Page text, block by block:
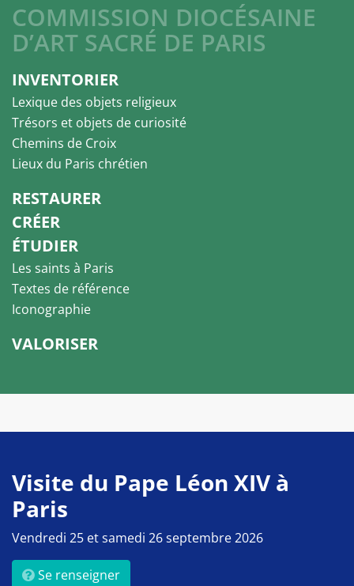
COMMISSION DIOCÉSAINE
D’ART SACRÉ DE PARIS
INVENTORIER
Lexique des objets religieux
Trésors et objets de curiosité
Chemins de Croix
Lieux du Paris chrétien
RESTAURER
CRÉER
ÉTUDIER
Les saints à Paris
Textes de référence
Iconographie
VALORISER
Visite du Pape Léon XIV à
Paris
Vendredi 25 et samedi 26 septembre 2026
Se renseigner